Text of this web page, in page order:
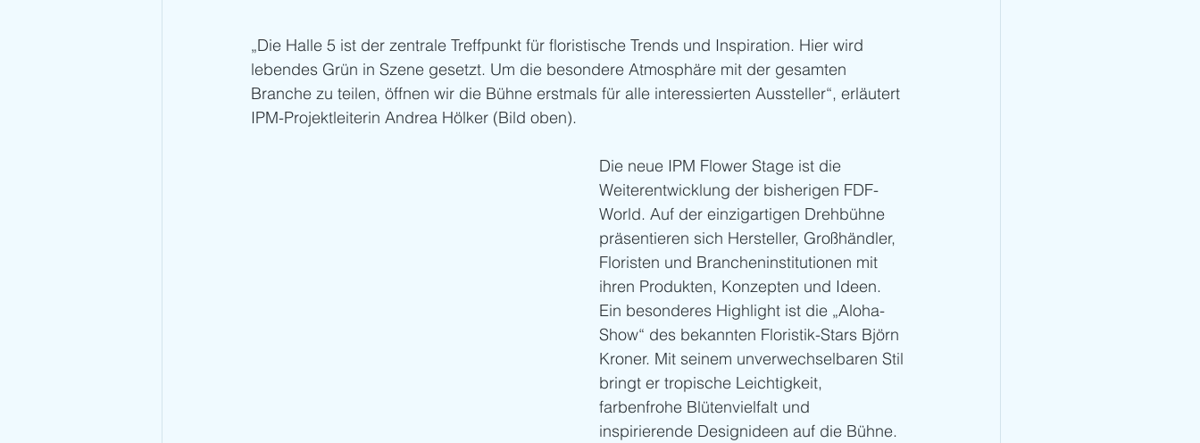
„Die Halle 5 ist der zentrale Treffpunkt für floristische Trends und Inspiration. Hier wird
lebendes Grün in Szene gesetzt. Um die besondere Atmosphäre mit der gesamten
Branche zu teilen, öffnen wir die Bühne erstmals für alle interessierten Aussteller“, erläutert
IPM-Projektleiterin Andrea Hölker (Bild oben).
Die neue IPM Flower Stage ist die
Weiterentwicklung der bisherigen FDF-
World. Auf der einzigartigen Drehbühne
präsentieren sich Hersteller, Großhändler,
Floristen und Brancheninstitutionen mit
ihren Produkten, Konzepten und Ideen.
Ein besonderes Highlight ist die „Aloha-
Show“ des bekannten Floristik-Stars Björn
Kroner. Mit seinem unverwechselbaren Stil
bringt er tropische Leichtigkeit,
farbenfrohe Blütenvielfalt und
inspirierende Designideen auf die Bühne.